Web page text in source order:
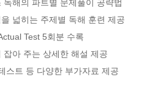
해의 파트별 문제풀이 공략법
넓히는 주제별 독해 훈련 제공
Test 5회분 수록
아 주는 상세한 해설 제공
스트 등 다양한 부가자료 제공